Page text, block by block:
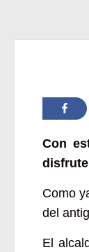
Con
Como
del
El